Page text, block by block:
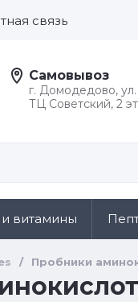
связь
Самовывоз
г. Домодедово,
ТЦ Советский, 2
витамины
/ Пробники